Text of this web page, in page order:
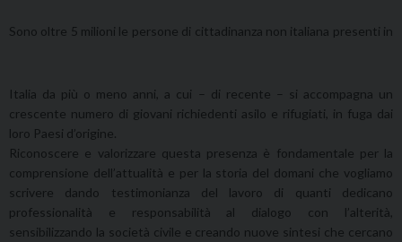
Sono oltre 5 milioni le persone di cittadinanza non italiana presenti in
Italia da più o meno anni, a cui – di recente – si accompagna un
crescente numero di giovani richiedenti asilo e rifugiati, in fuga dai
loro Paesi d’origine.
Riconoscere e valorizzare questa presenza è fondamentale per la
comprensione dell’attualità e per la storia del domani che vogliamo
scrivere dando testimonianza del lavoro di quanti dedicano
professionalità e responsabilità al dialogo con l’alterità,
sensibilizzando la società civile e creando nuove sintesi che cercano